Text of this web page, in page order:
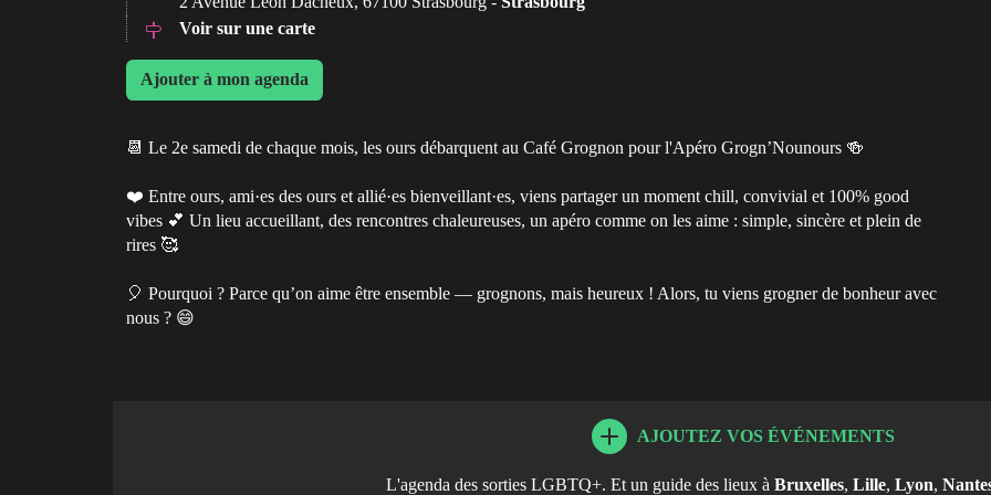
Voir sur une carte
Ajouter à mon agenda
📆 Le 2e samedi de chaque mois, les ours débarquent au Café Grognon pour l'Apéro Grogn’Nounours 🍻
❤️ Entre ours, ami·es des ours et allié·es bienveillant·es, viens partager un moment chill, convivial et 100% good
vibes 💕 Un lieu accueillant, des rencontres chaleureuses, un apéro comme on les aime : simple, sincère et plein de
rires 🥰
🎈 Pourquoi ? Parce qu’on aime être ensemble — grognons, mais heureux ! Alors, tu viens grogner de bonheur avec
nous ? 😄
AJOUTEZ VOS ÉVÉNEMENTS
L'agenda des sorties LGBTQ+. Et un guide des lieux à Bruxelles, Lille, Lyon,